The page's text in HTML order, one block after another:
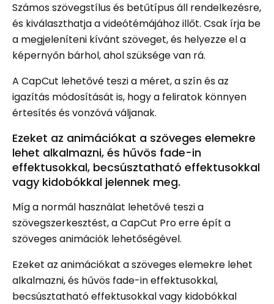
Számos szövegstílus és betűtípus áll rendelkezésre,
és kiválaszthatja a videótémájához illőt. Csak írja be
a megjeleníteni kívánt szöveget, és helyezze el a
képernyőn bárhol, ahol szüksége van rá.
A CapCut lehetővé teszi a méret, a szín és az
igazítás módosítását is, hogy a feliratok könnyen
értesítés és vonzóvá váljanak.
Ezeket az animációkat a szöveges elemekre
lehet alkalmazni, és hűvös fade-in
effektusokkal, becsúsztatható effektusokkal
vagy kidobókkal jelennek meg.
Míg a normál használat lehetővé teszi a
szövegszerkesztést, a CapCut Pro erre épít a
szöveges animációk lehetőségével.
Ezeket az animációkat a szöveges elemekre lehet
alkalmazni, és hűvös fade-in effektusokkal,
becsúsztatható effektusokkal vagy kidobókkal